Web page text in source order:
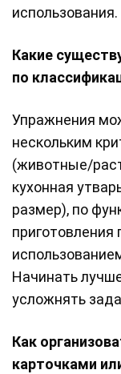
использования.
Какие
по
Упражнения
нескольким
(животные/
кухонная
размер), по
Начинать
усложнять
Как
карточками